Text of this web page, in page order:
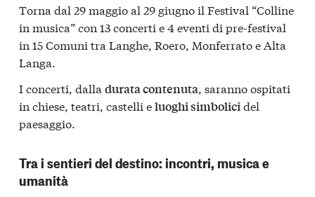
Torna dal 29 maggio al 29 giugno il Festival “Colline
in musica”con 13 concerti e 4 eventi di pre-festival
in 15 Comuni tra Langhe, Roero, Monferrato e Alta
Langa.
I concerti, dalla durata contenuta, saranno ospitati
in chiese, teatri, castelli eluoghi simbolicidel
paesaggio.
Tra i sentieri del destino: incontri, musica e
umanità